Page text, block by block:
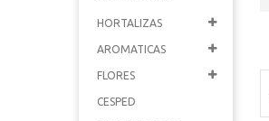
HORTALIZAS
AROMATICAS
FLORES
CESPED